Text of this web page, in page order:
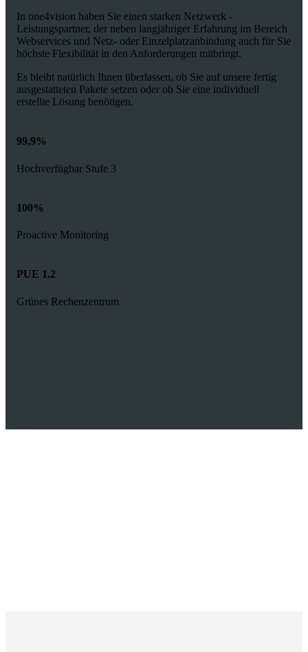
In one4vision haben Sie einen starken Netzwerk -
Leistungspartner, der neben langjähriger Erfahrung im Bereich
Webservices und Netz- oder Einzelplatzanbindung auch für Sie
höchste Flexibilität in den Anforderungen mitbringt.
Es bleibt natürlich Ihnen überlassen, ob Sie auf unsere fertig
ausgestatteten Pakete setzen oder ob Sie eine individuell
erstellte Lösung benötigen.
99,9%
Hochverfügbar Stufe 3
100%
Proactive Monitoring
PUE 1,2
Grünes Rechenzentrum